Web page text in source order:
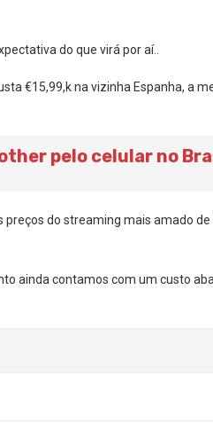
do que virá por aí..
€15,99,k na vizinha Espanha, a
pelo celular no
preços do streaming mais amado
ainda contamos com um custo